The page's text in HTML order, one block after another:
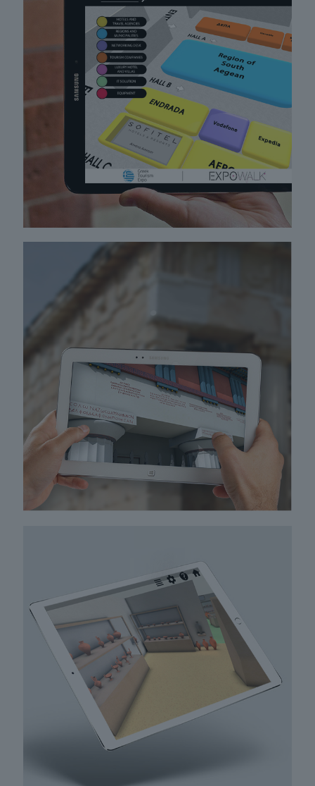
EXPO WALK
Εφαρμογή εικονικής περιήγησης σε
πραγματικό χρόνο, κατάλληλη για
εμπορικές εκθέσεις. Σε ένα καλαίσθητο
γραφικό περιβάλλον ο εκθέτης διαφημίζει
το περίπτερό του, ενώ ο επισκέπτης έχει
πρόσβαση σε πληροφορίες κάθε είδους
Ένα ταξίδι στο χρόνο με το κινητό σας
τηλέφωνο, tablet, ή μια διαδραστική
οθόνη. Χτίζουμε ταξίδια στο χρόνο με 3D
γραφικά σε περιβάλλοντα εικονικής και
επαυξημένης πραγματικότητας!
MUSEUM E-GUIDE
Εφαρμογή διαδραστικής περιήγησης σε
εσωτερικούς χώρους πολιτισμού (μουσεία,
εκθέσεις, galleries)με πλούσιο πολυμεσικό
περιεχόμενο και δυνατότητα
αλληλεπίδρασης με τον χρήστη